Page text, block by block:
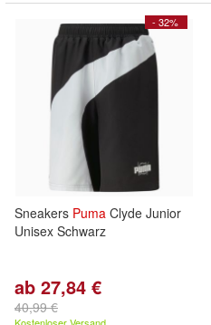
- 32%
Sneakers Puma Clyde Junior
Unisex Schwarz
ab 27,84 €
40,99 €